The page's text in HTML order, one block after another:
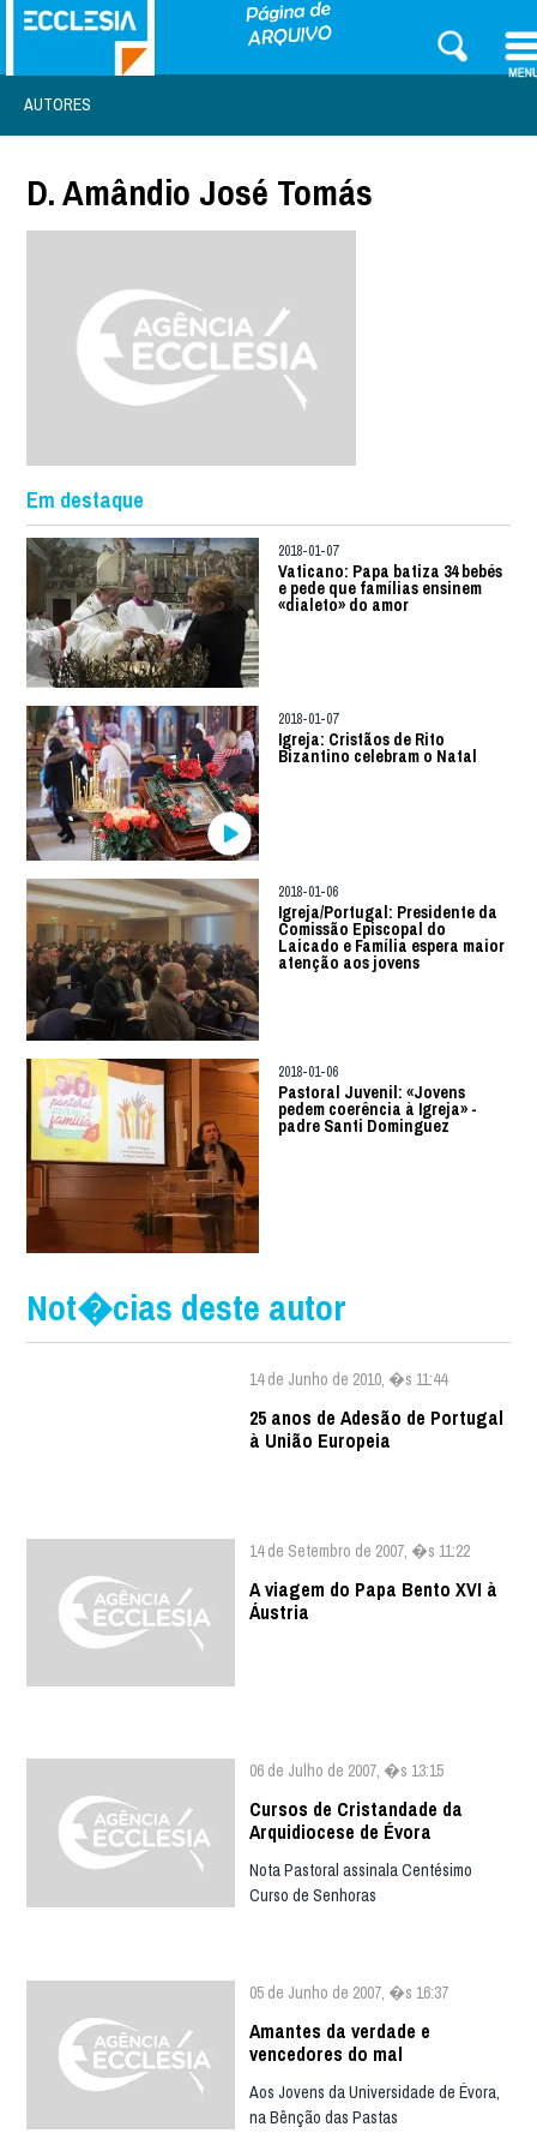
AUTORES
D. Amândio José Tomás
Em destaque
2018-01-07
Vaticano: Papa batiza 34 bebés
e pede que famílias ensinem
«dialeto» do amor
2018-01-07
Igreja: Cristãos de Rito
Bizantino celebram o Natal
2018-01-06
Igreja/Portugal: Presidente da
Comissão Episcopal do
Laicado e Família espera maior
atenção aos jovens
2018-01-06
Pastoral Juvenil: «Jovens
pedem coerência à Igreja» -
padre Santi Dominguez
Not�cias deste autor
14 de Junho de 2010, �s 11:44
25 anos de Adesão de Portugal
à União Europeia
14 de Setembro de 2007, �s 11:22
A viagem do Papa Bento XVI à
Áustria
06 de Julho de 2007, �s 13:15
Cursos de Cristandade da
Arquidiocese de Évora
Nota Pastoral assinala Centésimo
Curso de Senhoras
05 de Junho de 2007, �s 16:37
Amantes da verdade e
vencedores do mal
Aos Jovens da Universidade de Évora,
na Bênção das Pastas